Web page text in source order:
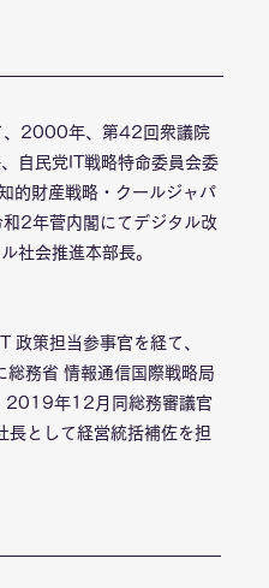
、2000年、第42回衆議院
自民党IT戦略特命委員会委
的財産戦略・クールジャパ
2年菅内閣にてデジタル改
社会推進本部長。
策担当参事官を経て、
務省 情報通信国際戦略局
2019年12月同総務審議官
として経営統括補佐を担